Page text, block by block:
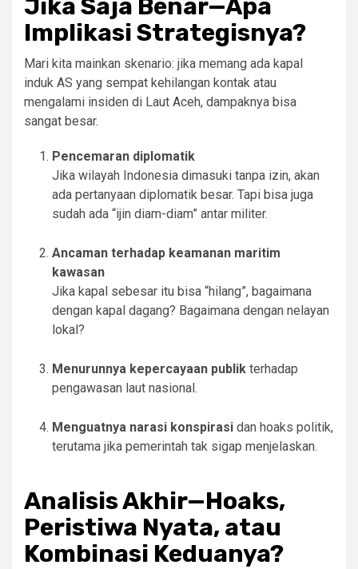
Jika Saja Benar—Apa
Implikasi Strategisnya?
Mari kita mainkan skenario: jika memang ada kapal
induk AS yang sempat kehilangan kontak atau
mengalami insiden di Laut Aceh, dampaknya bisa
sangat besar.
Pencemaran diplomatik
Jika wilayah Indonesia dimasuki tanpa izin, akan
ada pertanyaan diplomatik besar. Tapi bisa juga
sudah ada “ijin diam-diam” antar militer.
Ancaman terhadap keamanan maritim
kawasan
Jika kapal sebesar itu bisa “hilang”, bagaimana
dengan kapal dagang? Bagaimana dengan nelayan
lokal?
Menurunnya kepercayaan publik terhadap
pengawasan laut nasional.
Menguatnya narasi konspirasi dan hoaks politik,
terutama jika pemerintah tak sigap menjelaskan.
Analisis Akhir—Hoaks,
Peristiwa Nyata, atau
Kombinasi Keduanya?